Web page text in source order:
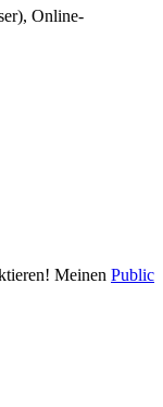
Online-
Meinen Public